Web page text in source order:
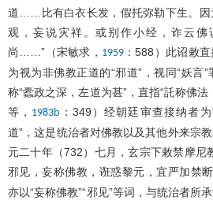
道……比有白衣长发，假托弥勒下生。因
观，妄说灾祥。或别作小经，诈云佛
尚……”（宋敏求， 1959：588）此诏敕
为视为非佛教正道的“邪道”，视同“妖言
称“蠹政之深，左道为甚”，直指“託称佛
等， 1983b ：349）经朝廷审查接纳者
道”，这是统治者对佛教以及其他外来宗
元二十年（732）七月，玄宗下敕禁摩尼
邪见，妄称佛教，诳惑黎元，宜严加禁断
亦以“妄称佛教”“邪见”等词，与统治者所